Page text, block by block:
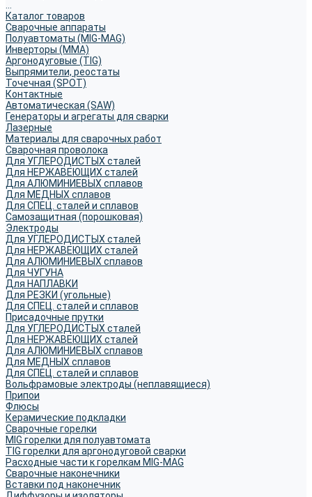
Каталог товаров
Сварочные аппараты
Полуавтоматы (MIG-MAG)
Инверторы (MMA)
Аргонодуговые (TIG)
Выпрямители, реостаты
Точечная (SPOT)
Контактные
Автоматическая (SAW)
Генераторы и агрегаты для сварки
Лазерные
Материалы для сварочных работ
Сварочная проволока
Для УГЛЕРОДИСТЫХ сталей
Для НЕРЖАВЕЮЩИХ сталей
Для АЛЮМИНИЕВЫХ сплавов
Для МЕДНЫХ сплавов
Для СПЕЦ. сталей и сплавов
Самозащитная (порошковая)
Электроды
Для УГЛЕРОДИСТЫХ сталей
Для НЕРЖАВЕЮЩИХ сталей
Для АЛЮМИНИЕВЫХ сплавов
Для ЧУГУНА
Для НАПЛАВКИ
Для РЕЗКИ (угольные)
Для СПЕЦ. сталей и сплавов
Присадочные прутки
Для УГЛЕРОДИСТЫХ сталей
Для НЕРЖАВЕЮЩИХ сталей
Для АЛЮМИНИЕВЫХ сплавов
Для МЕДНЫХ сплавов
Для СПЕЦ. сталей и сплавов
Вольфрамовые электроды (неплавящиеся)
Припои
Флюсы
Керамические подкладки
Сварочные горелки
MIG горелки для полуавтомата
TIG горелки для аргонодуговой сварки
Расходные части к горелкам MIG-MAG
Сварочные наконечники
Вставки под наконечник